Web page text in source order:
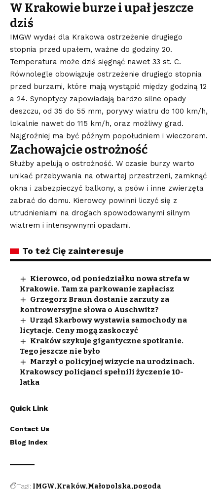
W Krakowie burze i upał jeszcze
dziś
IMGW wydał dla Krakowa ostrzeżenie drugiego
stopnia przed upałem, ważne do godziny 20.
Temperatura może dziś sięgnąć nawet 33 st. C.
Równolegle obowiązuje ostrzeżenie drugiego stopnia
przed burzami, które mają wystąpić między godziną 12
a 24. Synoptycy zapowiadają bardzo silne opady
deszczu, od 35 do 55 mm, porywy wiatru do 100 km/h,
lokalnie nawet do 115 km/h, oraz możliwy grad.
Najgroźniej ma być późnym popołudniem i wieczorem.
Zachowajcie ostrożność
Służby apelują o ostrożność. W czasie burzy warto
unikać przebywania na otwartej przestrzeni, zamknąć
okna i zabezpieczyć balkony, a psów i inne zwierzęta
zabrać do domu. Kierowcy powinni liczyć się z
utrudnieniami na drogach spowodowanymi silnym
wiatrem i intensywnymi opadami.
To też Cię zainteresuje
Kierowco, od poniedziałku nowa strefa w
Krakowie. Tam za parkowanie zapłacisz
Grzegorz Braun dostanie zarzuty za
kontrowersyjne słowa o Auschwitz?
Urząd Skarbowy wystawia samochody na
licytacje. Ceny mogą zaskoczyć
Kraków szykuje gigantyczne spotkanie.
Tego jeszcze nie było
Marzył o policyjnej wizycie na urodzinach.
Krakowscy policjanci spełnili życzenie 10-
latka
Quick Link
Contact Us
Blog Index
Tagi: IMGW Kraków Małopolska pogoda